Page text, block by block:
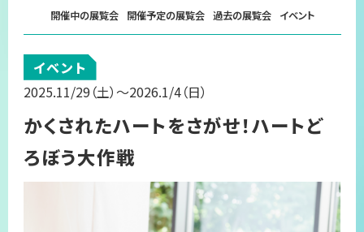
年間スケジュール
各種申請・実技講座
美術館について
お問い合わせフォーム
プライバシーポリシー
開催中の展覧会 開催予定の展覧会 過去の展覧会 イベント
イベント
2025.11/29（土） ～2026.1/4（日）
かくされたハートをさがせ！ハートど
ろぼう大作戦